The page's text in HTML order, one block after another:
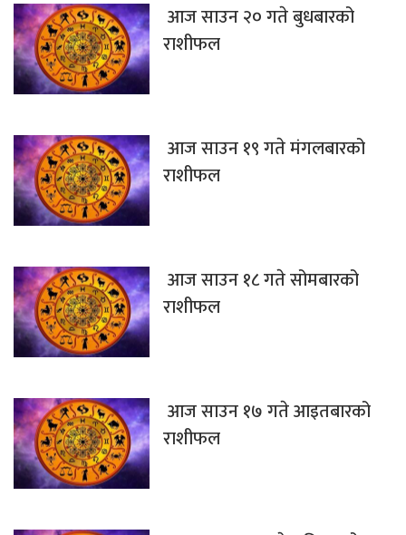
आज साउन २० गते बुधबारको
राशीफल
आज साउन १९ गते मंगलबारको
राशीफल
आज साउन १८ गते सोमबारको
राशीफल
आज साउन १७ गते आइतबारको
राशीफल